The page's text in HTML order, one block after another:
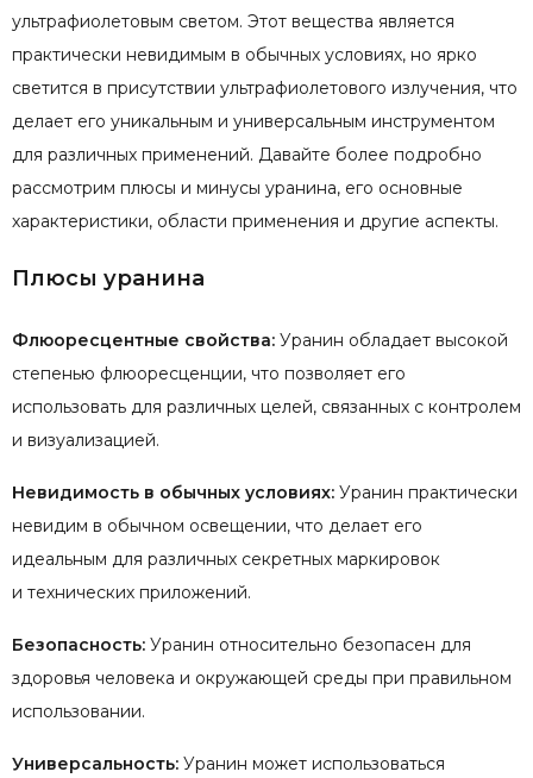
ультрафиолетовым светом. Этот вещества является
практически невидимым в обычных условиях, но ярко
светится в присутствии ультрафиолетового излучения, что
делает его уникальным и универсальным инструментом
для различных применений. Давайте более подробно
рассмотрим плюсы и минусы уранина, его основные
характеристики, области применения и другие аспекты.
Плюсы уранина
Флюоресцентные свойства: Уранин обладает высокой
степенью флюоресценции, что позволяет его
использовать для различных целей, связанных с контролем
и визуализацией.
Невидимость в обычных условиях: Уранин практически
невидим в обычном освещении, что делает его
идеальным для различных секретных маркировок
и технических приложений.
Безопасность: Уранин относительно безопасен для
здоровья человека и окружающей среды при правильном
использовании.
Универсальность: Уранин может использоваться